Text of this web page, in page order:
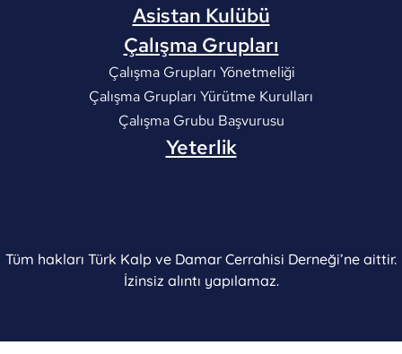
Asistan Kulübü
Çalışma Grupları
Çalışma Grupları Yönetmeliği
Çalışma Grupları Yürütme Kurulları
Çalışma Grubu Başvurusu
Yeterlik
Tüm hakları Türk Kalp ve Damar Cerrahisi Derneği’ne aittir.
İzinsiz alıntı yapılamaz.